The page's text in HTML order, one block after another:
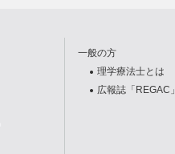
一般の方
理学療法士とは
広報誌「REGAC」